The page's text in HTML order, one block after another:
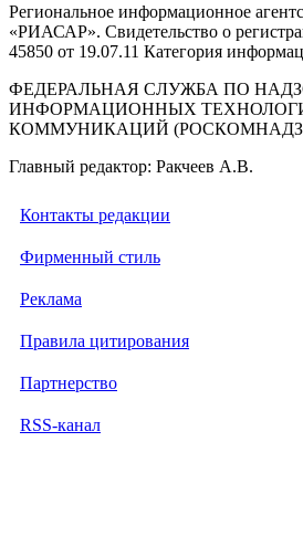
Региональное информационное
«РИАСАР». Свидетельство о
45850 от 19.07.11 Категория
ФЕДЕРАЛЬНАЯ СЛУЖБА ПО
ИНФОРМАЦИОННЫХ
КОММУНИКАЦИЙ
Главный редактор: Ракчеев А.В.
Контакты редакции
Фирменный стиль
Реклама
Правила цитирования
Партнерство
RSS-канал